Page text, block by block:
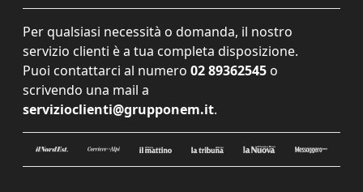
Per qualsiasi necessità o domanda, il nostro
servizio clienti è a tua completa disposizione.
Puoi contattarci al numero 02 89362545 o
scrivendo una mail a
servizioclienti@grupponem.it.